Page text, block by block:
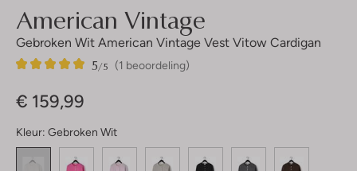
American Vintage
Gebroken Wit American Vintage Vest Vitow Cardigan
(1 beoordeling)
5/5
1
5
€ 159,99
Kleur: Gebroken Wit